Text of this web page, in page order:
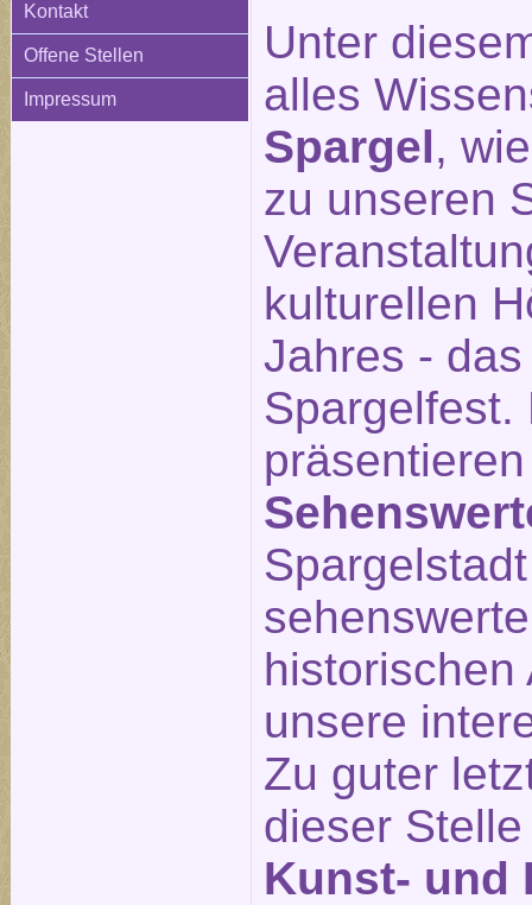
Kontakt
Offene Stellen
Impressum
Unter
alles
Spargel,
zu unseren
kulturellen
Jahres -
Spargelfest.
historischen
unsere
Zu guter
dieser
Kunst- und